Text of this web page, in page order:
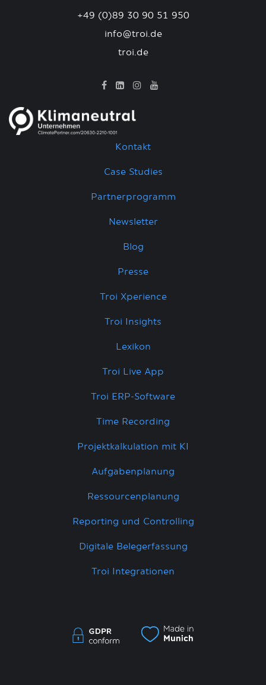
+49 (0)89 30 90 51 950
info@troi.de
troi.de
Kontakt
Case Studies
Partnerprogramm
Newsletter
Blog
Presse
Troi Xperience
Troi Insights
Lexikon
Troi Live App
Troi ERP-Software
Time Recording
Projektkalkulation mit KI
Aufgabenplanung
Ressourcenplanung
Reporting und Controlling
Digitale Belegerfassung
Troi Integrationen